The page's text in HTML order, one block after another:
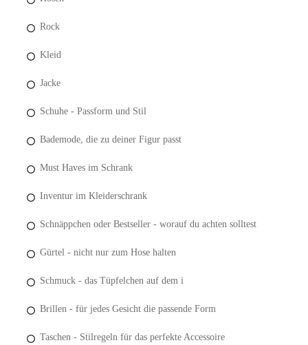
Rock
Kleid
Jacke
Schuhe - Passform und Stil
Bademode, die zu deiner Figur passt
Must Haves im Schrank
Inventur im Kleiderschrank
Schnäppchen oder Bestseller - worauf du achten solltest
Gürtel - nicht nur zum Hose halten
Schmuck - das Tüpfelchen auf dem i
Brillen - für jedes Gesicht die passende Form
Taschen - Stilregeln für das perfekte Accessoire